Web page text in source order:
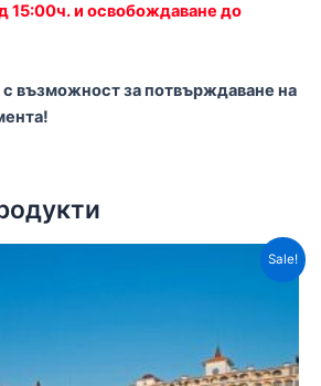
15:00ч. и освобождаване до
възможност за потвърждаване на
Sale!